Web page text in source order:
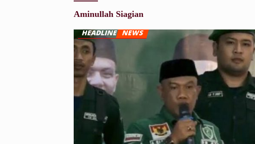
Aminullah Siagian